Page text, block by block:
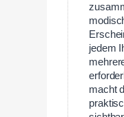
jedem
macht